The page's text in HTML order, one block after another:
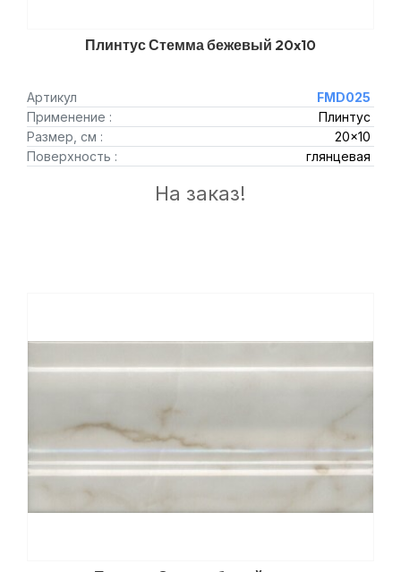
Плинтус Стемма бежевый 20x10
Артикул
FMD025
Применение :
Плинтус
Размер, см :
20x10
Поверхность :
глянцевая
На заказ!